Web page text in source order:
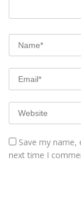
Save my
next time I